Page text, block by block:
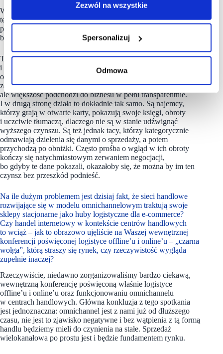
Zezwól na wszystkie
Spersonalizuj
Odmowa
W Polsce jest niewiele projektów – i są to wyłącznie
te absolutnie topowe, najlepsze galerie – które mają w pełni
pokryty budżet kosztów wspólnych. Cała reszta rynku musi
bez przerwy balansować na granicy przychodów i wydatków.
Twierdzenie, że rynek wynajmujących jest nieuczciwy
i oszukuje najemców, to krzywdzące generalizowanie,
od którego bardzo mocno uciekam. Na pewno na rynku
zdarzają się czarne owce próbujące ukryć jakieś koszty,
ale większość podchodzi do biznesu w pełni transparentnie.
I w drugą stronę działa to dokładnie tak samo. Są najemcy,
którzy grają w otwarte karty, pokazują swoje księgi, obroty
i uczciwie tłumaczą, dlaczego nie są w stanie udźwignąć
wyższego czynszu. Są też jednak tacy, którzy kategorycznie
odmawiają dzielenia się danymi o sprzedaży, a potem
przychodzą po obniżki. Często prośba o wgląd w ich obroty
kończy się natychmiastowym zerwaniem negocjacji,
bo gdyby te dane pokazali, okazałoby się, że można by im ten
czynsz bez przeszkód podnieść.
Na ile dużym problemem jest dzisiaj fakt, że sieci handlowe
rozwijające się w modelu omnichannelowym traktują swoje
sklepy stacjonarne jako huby logistyczne dla e-commerce?
Czy handel internetowy w kontekście centrów handlowych
to wciąż – jak to obrazowo ujęliście na Waszej wewnętrznej
konferencji poświęconej logistyce offline’u i online’u – „czarna
wołga”, którą straszy się rynek, czy rzeczywistość wygląda
zupełnie inaczej?
Rzeczywiście, niedawno zorganizowaliśmy bardzo ciekawą,
wewnętrzną konferencję poświęconą właśnie logistyce
offline’u i online’u oraz funkcjonowaniu omnichannelu
w centrach handlowych. Główna konkluzja z tego spotkania
jest jednoznaczna: omnichannel jest z nami już od dłuższego
czasu, nie jest to zjawisko negatywne i bez wątpienia z tą formą
handlu będziemy mieli do czynienia na stałe. Sprzedaż
wielokanałowa po prostu jest i będzie fundamentem rynku.